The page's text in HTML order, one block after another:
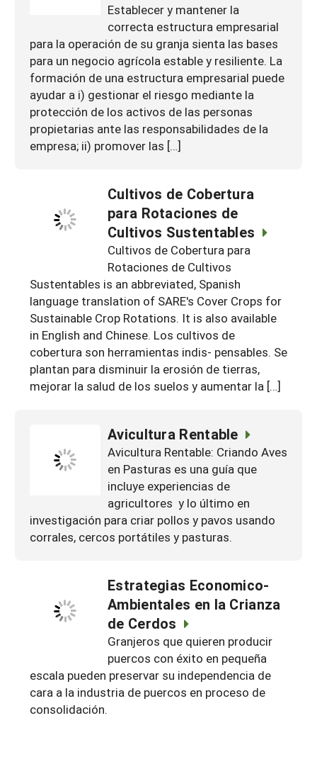
Establecer y mantener la
correcta estructura empresarial
para la operación de su granja sienta las bases
para un negocio agrícola estable y resiliente. La
formación de una estructura empresarial puede
ayudar a i) gestionar el riesgo mediante la
protección de los activos de las personas
propietarias ante las responsabilidades de la
empresa; ii) promover las […]
Cultivos de Cobertura
para Rotaciones de
Cultivos Sustentables
Cultivos de Cobertura para
Rotaciones de Cultivos
Sustentables is an abbreviated, Spanish
language translation of SARE's Cover Crops for
Sustainable Crop Rotations. It is also available
in English and Chinese. Los cultivos de
cobertura son herramientas indis- pensables. Se
plantan para disminuir la erosión de tierras,
mejorar la salud de los suelos y aumentar la […]
Avicultura Rentable
Avicultura Rentable: Criando Aves
en Pasturas es una guía que
incluye experiencias de
agricultores y lo último en
investigación para criar pollos y pavos usando
corrales, cercos portátiles y pasturas.
Estrategias Economico-
Ambientales en la Crianza
de Cerdos
Granjeros que quieren producir
puercos con éxito en pequeña
escala pueden preservar su independencia de
cara a la industria de puercos en proceso de
consolidación.